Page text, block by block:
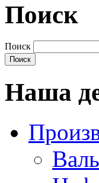
Поиск
Поиск
Наша